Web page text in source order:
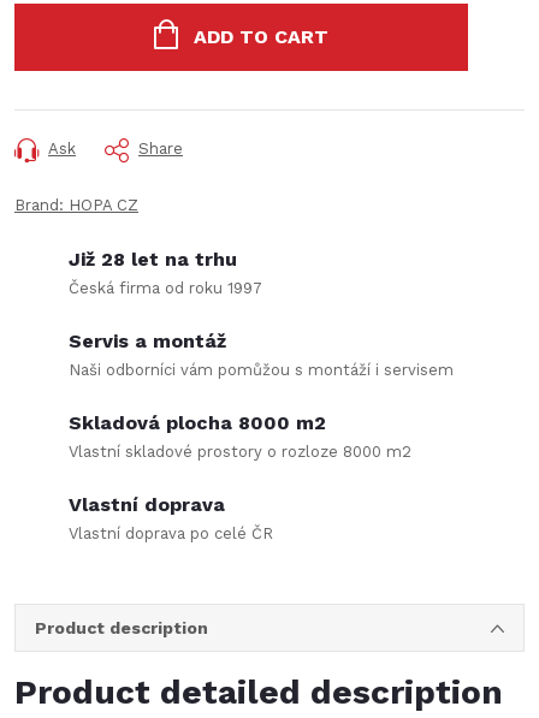
ADD TO CART
Ask Share
Brand: HOPA CZ
Již 28 let na trhu
Česká firma od roku 1997
Servis a montáž
Naši odborníci vám pomůžou s montáží i servisem
Skladová plocha 8000 m2
Vlastní skladové prostory o rozloze 8000 m2
Vlastní doprava
Vlastní doprava po celé ČR
Product description
Product detailed description